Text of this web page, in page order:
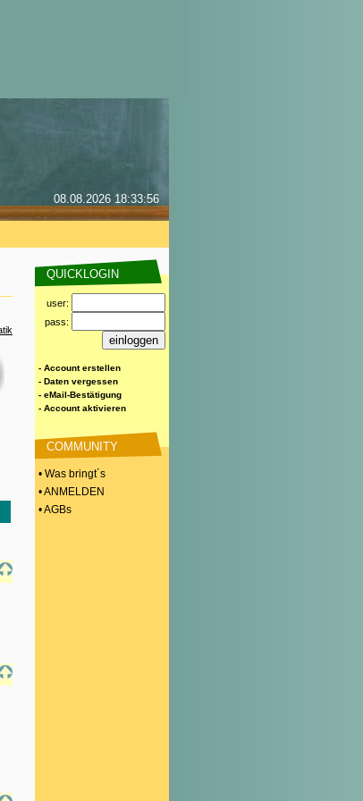
08.08.2026 18:33:56
QUICKLOGIN
user:
pass:
- Account erstellen
- Daten vergessen
- eMail-Bestätigung
- Account aktivieren
COMMUNITY
• Was bringt´s
• ANMELDEN
• AGBs